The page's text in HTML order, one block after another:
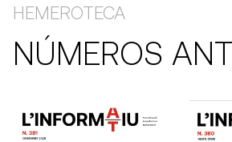
HEMEROTECA
NÚMEROS